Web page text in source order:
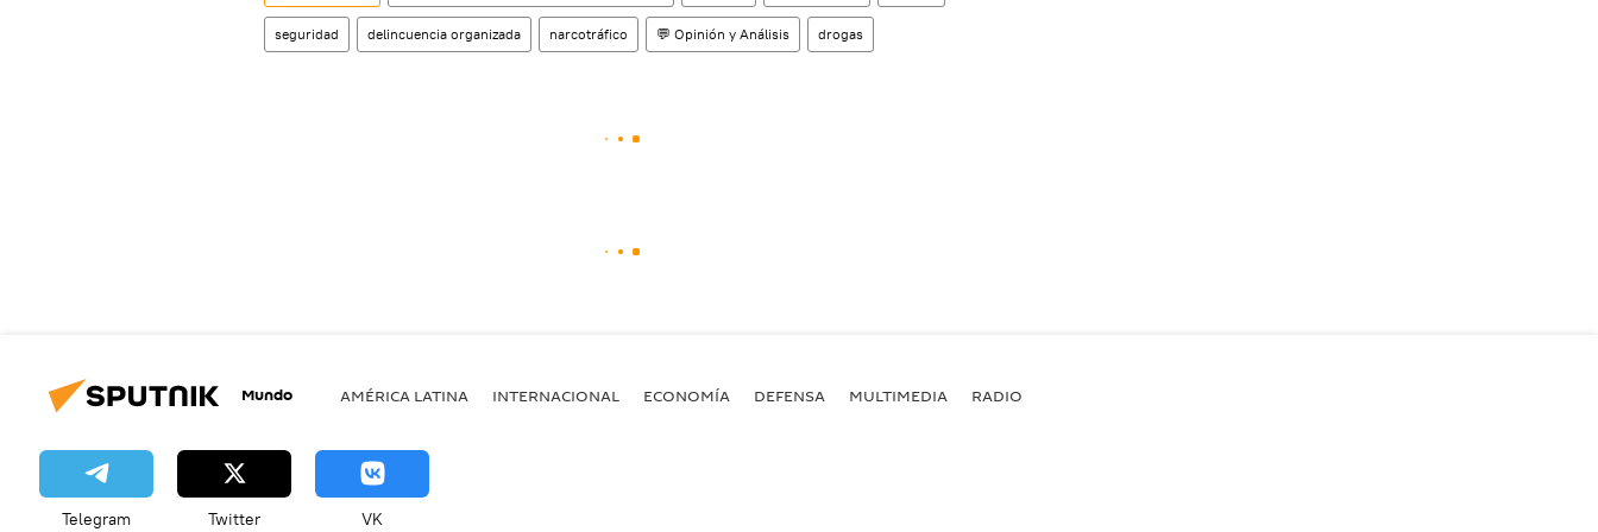
seguridad delincuencia organizada narcotráfico 💬 Opinión y Análisis drogas
Mundo AMÉRICA LATINA INTERNACIONAL ECONOMÍA DEFENSA MULTIMEDIA RADIO
Telegram Twitter VK